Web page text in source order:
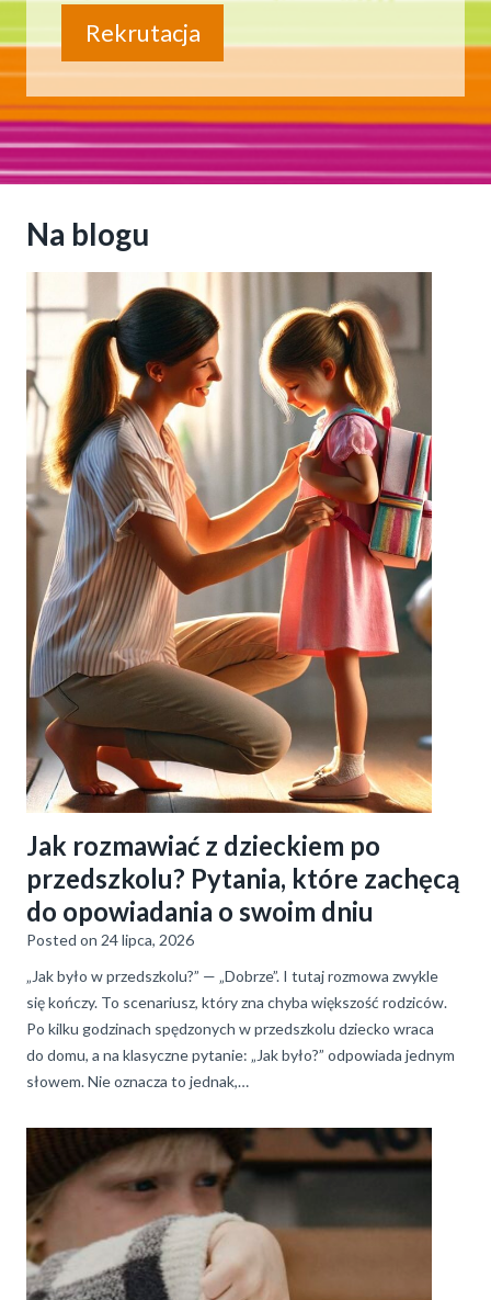
Rekrutacja
Na blogu
Jak rozmawiać z dzieckiem po
przedszkolu? Pytania, które zachęcą
do opowiadania o swoim dniu
Posted on 24 lipca, 2026
„Jak było w przedszkolu?” — „Dobrze”. I tutaj rozmowa zwykle
się kończy. To scenariusz, który zna chyba większość rodziców.
Po kilku godzinach spędzonych w przedszkolu dziecko wraca
do domu, a na klasyczne pytanie: „Jak było?” odpowiada jednym
słowem. Nie oznacza to jednak,…